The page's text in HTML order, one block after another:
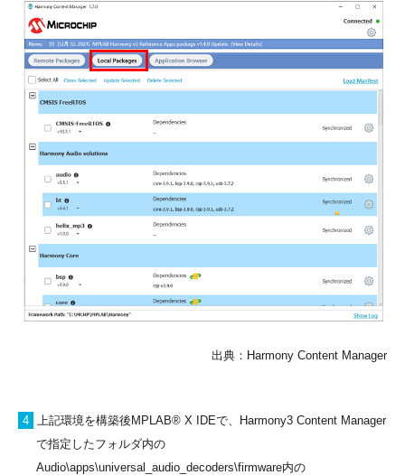
出典：Harmony Content Manager
4
上記環境を構築後MPLAB® X IDEで、Harmony3 Content Manager
で指定したフォルダ内の
Audio\apps\universal_audio_decoders\firmware内の